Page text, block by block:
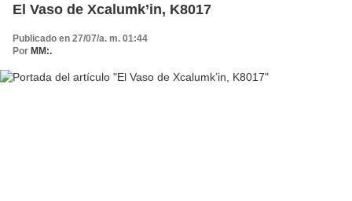
El Vaso de Xcalumk’in, K8017
Publicado en 27/07/a. m. 01:44
Por MM:.